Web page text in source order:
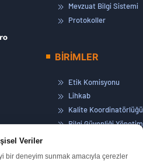
Veriler
bir deneyim sunmak amacıyla çerezler
Mevzuat Bilgi Sistemi
Protokoller
BİRİMLER
Etik Komisyonu
Lihkab
Kalite Koordinatörlüğü
Bilgi Güvenliği Yönetim